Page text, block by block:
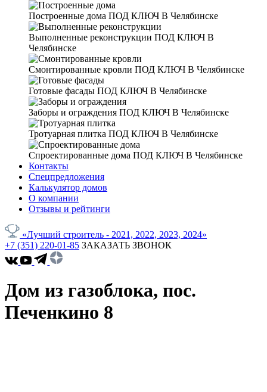
Построенные дома ПОД КЛЮЧ В Челябинске
Выполненные реконструкции ПОД КЛЮЧ В
Челябинске
Смонтированные кровли ПОД КЛЮЧ В Челябинске
Готовые фасады ПОД КЛЮЧ В Челябинске
Заборы и ограждения ПОД КЛЮЧ В Челябинске
Тротуарная плитка ПОД КЛЮЧ В Челябинске
Спроектированные дома ПОД КЛЮЧ В Челябинске
Контакты
Спецпредложения
Калькулятор домов
О компании
Отзывы и рейтинги
«Лучший строитель - 2021, 2022, 2023, 2024»
+7 (351) 220-01-85 ЗАКАЗАТЬ ЗВОНОК
Дом из газоблока, пос.
Печенкино 8